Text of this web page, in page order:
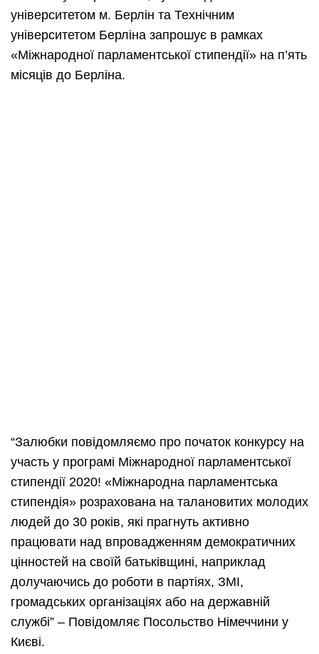
університетом м. Берлін та Технічним
університетом Берліна запрошує в рамках
«Міжнародної парламентської стипендії» на п’ять
місяців до Берліна.
“Залюбки повідомляємо про початок конкурсу на
участь у програмі Міжнародної парламентської
стипендії 2020! «Міжнародна парламентська
стипендія» розрахована на талановитих молодих
людей до 30 років, які прагнуть активно
працювати над впровадженням демократичних
цінностей на своїй батьківщині, наприклад
долучаючись до роботи в партіях, ЗМІ,
громадських організаціях або на державній
службі” – Повідомляє Посольство Німеччини у
Києві.